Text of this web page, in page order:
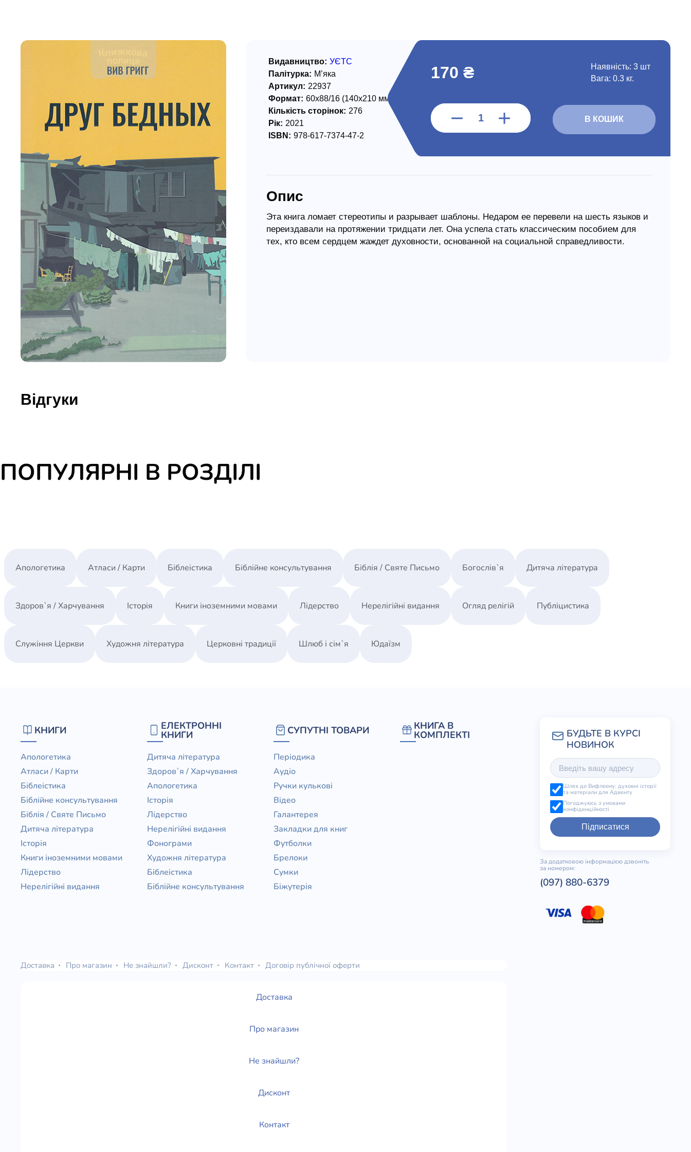
Новинки
Свіжі надходження, актуальна
література та нові автори на нашій
полиці.
Історія
Книги іноземними мовами
Лідерство
Нерелігійні видання
Церковні традиції
Служіння Церкви
Публіцистика
Богослів`я
Шлюб і сім`я
Здоров`я / Харчування
Юдаїзм
Огляд релігій
Художня література
170 ₴ Наявність: 3 шт
Вага: 0.3 кг.
В КОШИК
Видавництво: УЄТС
Палітурка: М’яка
Артикул: 22937
Формат: 60х88/16 (140х210 мм)
Кількість сторінок: 276
Рік: 2021
ISBN: 978-617-7374-47-2
Опис
Эта книга ломает стереотипы и разрывает шаблоны. Недаром ее перевели на шесть языков и
переиздавали на протяжении тридцати лет. Она успела стать классическим пособием для
тех, кто всем сердцем жаждет духовности, основанной на социальной справедливости.
Відгуки
ПОПУЛЯРНІ В РОЗДІЛІ
Апологетика Атласи / Карти Біблеістика Біблійне консультування Біблія / Святе Письмо Богослів`я Дитяча література
Здоров`я / Харчування Історія Книги іноземними мовами Лідерство Нерелігійні видання Огляд релігій Публіцистика
Служіння Церкви Художня література Церковні традиції Шлюб і сім`я Юдаїзм
КНИГИ
Апологетика
Атласи / Карти
Біблеістика
Біблійне консультування
Біблія / Святе Письмо
Дитяча література
Історія
Книги іноземними мовами
Лідерство
Нерелігійні видання
ЕЛЕКТРОННІ
КНИГИ
Дитяча література
Здоров`я / Харчування
Апологетика
Історія
Лідерство
Нерелігійні видання
Фонограми
Художня література
Біблеістика
Біблійне консультування
СУПУТНІ ТОВАРИ
Періодика
Аудіо
Ручки кулькові
Відео
Галантерея
Закладки для книг
Футболки
Брелоки
Сумки
Біжутерія
КНИГА В
КОМПЛЕКТІ
Шлях до Вифлеєму: духовні історії
та матеріали для Адвенту
Погоджуюсь з умовами
конфіденційності
Підписатися
За додатковою інформацією дзвоніть
за номером:
(097) 880-6379
Доставка Про магазин Не знайшли? Дисконт Контакт Договір публічної оферти
Доставка
Про магазин
Не знайшли?
Дисконт
Контакт